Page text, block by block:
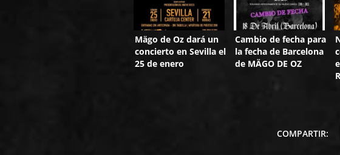
Mägo de Oz dará un
concierto en Sevilla el
25 de enero
Cambio de fecha para
la fecha de Barcelona
de MÄGO DE OZ
COMPARTIR: